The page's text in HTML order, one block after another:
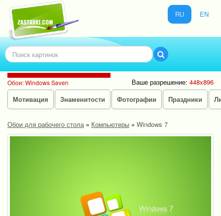
RU EN
Обои: Windows Seven Ваше разрешение: 448x896
Мотивация
Знаменитости Фотографии Праздники
Обои для рабочего стола» Компьютеры » Windows 7